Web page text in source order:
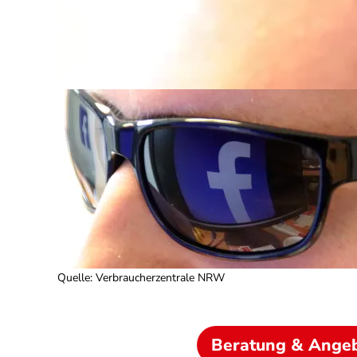
Quelle: Verbraucherzentrale NRW
Beratung &